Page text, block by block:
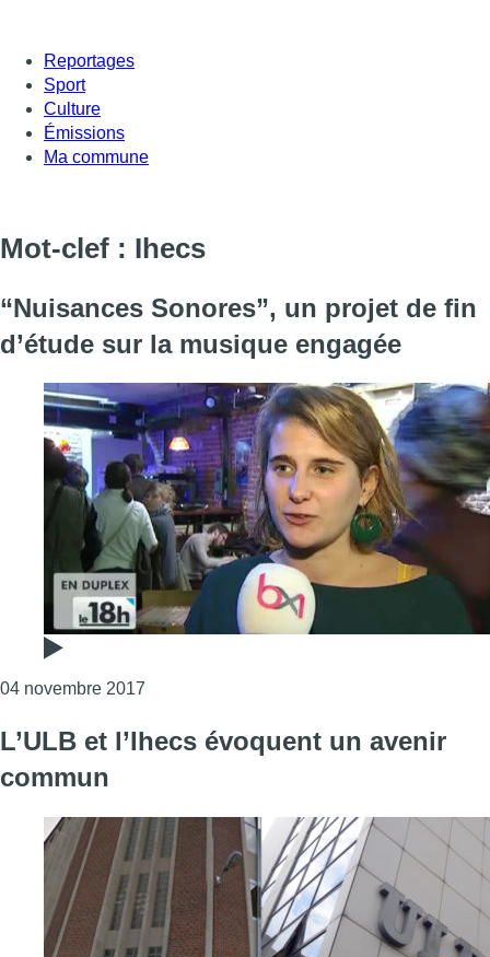
Reportages
Sport
Culture
Émissions
Ma commune
Mot-clef : Ihecs
“Nuisances Sonores”, un projet de fin
d’étude sur la musique engagée
04 novembre 2017
L’ULB et l’Ihecs évoquent un avenir
commun